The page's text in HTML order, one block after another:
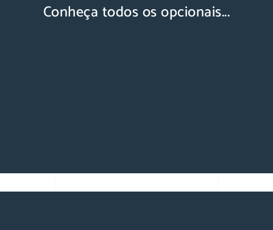
Conheça todos os opcionais...